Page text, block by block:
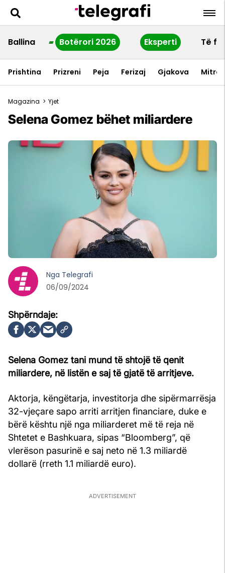
Ballina Botërori 2026 Eksperti Të
Prishtina Prizreni Peja Ferizaj Gjakova
Magazina > Yjet
Selena Gomez bëhet miliardere
Selena Gomez tani mund të shtojë të qenit
miliardere, në listën e saj të gjatë të arritjeve.
Aktorja, këngëtarja, investitorja dhe sipërmarrësja
32-vjeçare sapo arriti arritjen financiare, duke e
bërë kështu një nga miliarderet më të reja në
Shtetet e Bashkuara, sipas “Bloomberg”, që
vlerëson pasurinë e saj neto në 1.3 miliardë
dollarë (rreth 1.1 miliardë euro).
Nga Telegrafi
06/09/2024